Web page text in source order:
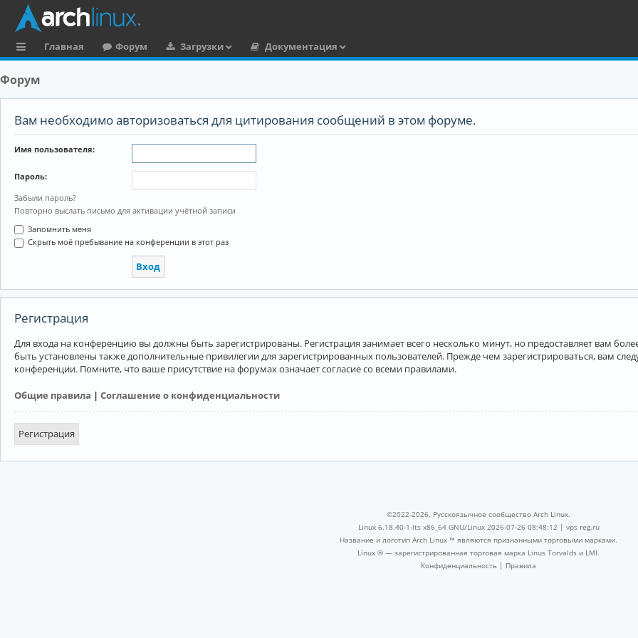
ы
и
Главная Форум Загрузки
Документация
Форум
Вам необходимо авторизоваться для цитирования сообщений в этом форуме.
Имя пользователя:
Пароль:
Забыли пароль?
Повторно выслать письмо для активации учётной записи
Запомнить меня
Скрыть моё пребывание на конференции в этот раз
Регистрация
Для входа на конференцию вы должны быть зарегистрированы. Регистрация занимает всего несколько минут, но предоставляет вам
быть установлены также дополнительные привилегии для зарегистрированных пользователей. Прежде чем зарегистрироваться, вам
конференции. Помните, что ваше присутствие на форумах означает согласие со всеми правилами.
Общие правила | Соглашение о конфиденциальности
Регистрация
©2022-2026, Русскоязычное сообщество Arch Linux.
Linux 6.18.40-1-lts x86_64 GNU/Linux 2026-07-26 08:48:12 | vps reg.ru
Название и логотип Arch Linux ™ являются признанными торговыми марками.
Linux ® — зарегистрированная торговая марка Linus Torvalds и LMI.
Конфиденциальность | Правила